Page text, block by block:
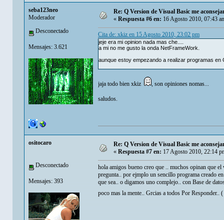
seba123neo
Moderador
Desconectado
Mensajes: 3.621
Re: Q Version de Visual Basic me
«Respuesta #6 en:16 Agosto 2010, 07:43
Cita de: xkiz en 15 Agosto 2010, 23:02 pm
jeje era mi opinion nada mas che....
a mi no me gusto la onda NetFrameWork.
aunque estoy empezando a realizar programas
jaja todo bien xkiz , son opiniones nomas...
saludos.
ositocaro
Desconectado
Mensajes: 393
Re: Q Version de Visual Basic me
« Respuesta #7 en: 17 Agosto 2010, 22:14
hola amigos bueno creo que .. muchos opinan que
pregunta.. por ejmplo un sencillo programa creado
que sea.. o digamos uno complejo.. con Base de
poco mas la mente.. Grcias a todos Por